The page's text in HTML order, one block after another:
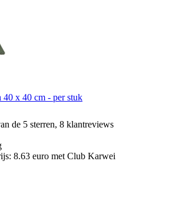
40 x 40 cm - per stuk
de 5 sterren, 8 klantreviews
8.63 euro met Club Karwei